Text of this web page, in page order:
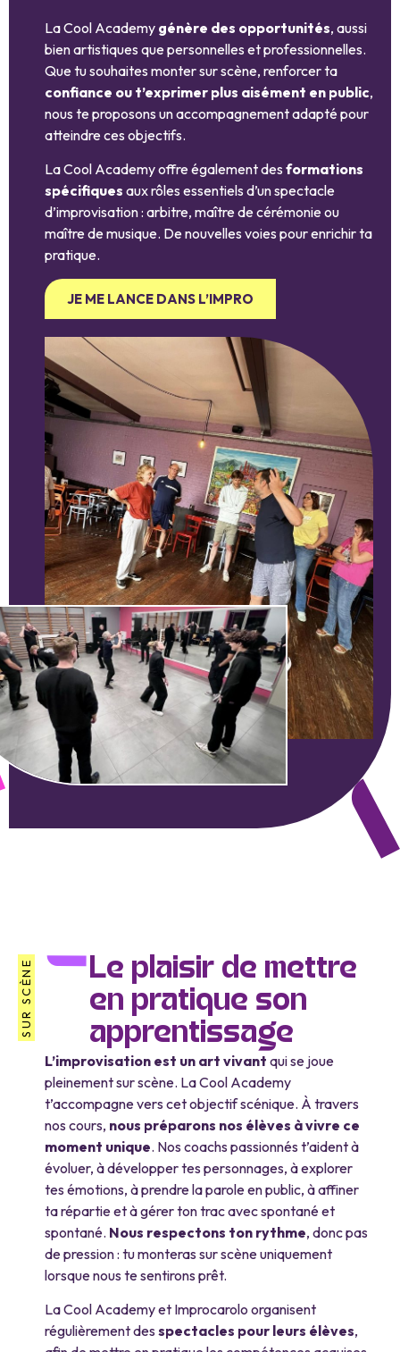
La Cool Academy génère des opportunités, aussi
bien artistiques que personnelles et professionnelles.
Que tu souhaites monter sur scène, renforcer ta
confiance ou t’exprimer plus aisément en public,
nous te proposons un accompagnement adapté pour
atteindre ces objectifs.
La Cool Academy offre également des formations
spécifiques aux rôles essentiels d’un spectacle
d’improvisation : arbitre, maître de cérémonie ou
maître de musique. De nouvelles voies pour enrichir ta
pratique.
JE ME LANCE DANS L’IMPRO
SUR SCÈNE
Le plaisir de mettre
en pratique son
apprentissage
L’improvisation est un art vivant qui se joue
pleinement sur scène. La Cool Academy
t’accompagne vers cet objectif scénique. À travers
nos cours, nous préparons nos élèves à vivre ce
moment unique. Nos coachs passionnés t’aident à
évoluer, à développer tes personnages, à explorer
tes émotions, à prendre la parole en public, à affiner
ta répartie et à gérer ton trac avec spontané et
spontané. Nous respectons ton rythme, donc pas
de pression : tu monteras sur scène uniquement
lorsque nous te sentirons prêt.
La Cool Academy et Improcarolo organisent
régulièrement des spectacles pour leurs élèves,